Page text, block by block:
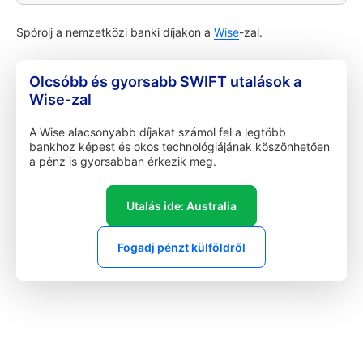
Spórolj a nemzetközi banki díjakon a Wise-zal.
Olcsóbb és gyorsabb SWIFT utalások a
Wise-zal
A Wise alacsonyabb díjakat számol fel a legtöbb
bankhoz képest és okos technológiájának köszönhetően
a pénz is gyorsabban érkezik meg.
Utalás ide: Australia
Fogadj pénzt külföldről